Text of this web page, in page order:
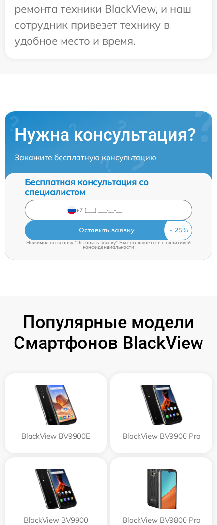
ремонта техники BlackView, и наш
сотрудник привезет технику в
удобное место и время.
Нужна консультация?
Закажите бесплатную консультацию
Бесплатная консультация со
специалистом
Оставить заявку
Нажимая на кнопку "Оставить заявку" Вы соглашаетесь cполитикой
конфиденциальности
Популярные модели
Смартфонов BlackView
BlackView BV9900E BlackView BV9900 Pro
BlackView BV9900 BlackView BV9800 Pro